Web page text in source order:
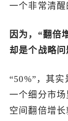
一个非常清醒
因为，“翻倍
却是个战略问
“50%”，其
一个细分市
空间翻倍增